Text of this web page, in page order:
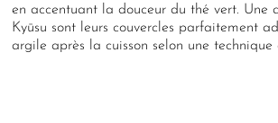
en accentuant la douceur du thé vert. Une
Kyūsu sont leurs couvercles parfaitement
argile après la cuisson selon une technique